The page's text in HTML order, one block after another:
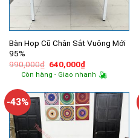
Bàn Họp Cũ Chân Sắt Vuông Mới
95%
990,000₫ Giá
gốc
là:
640,000₫Giá
hiện
tại
640,000₫.
Còn hàng - Giao nhanh
-43%